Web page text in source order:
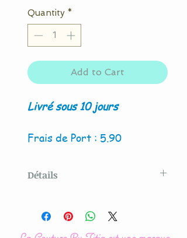
Quantity *
Add to Cart
Livré sous 10 jours
Frais de Port : 5.90
Détails
By Titia